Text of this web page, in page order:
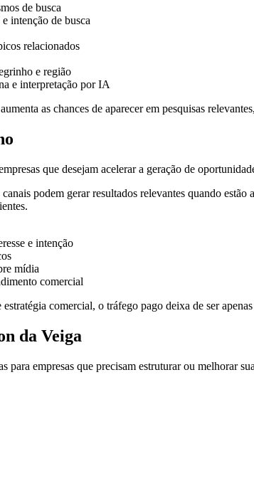
de busca
intenção de busca
relacionados
e região
e interpretação por IA
as chances de aparecer em pesquisas
que desejam acelerar a geração de
podem gerar resultados relevantes quando
e intenção
mídia
comercial
comercial, o tráfego pago deixa de ser
da Veiga
para empresas que precisam estruturar ou melhorar